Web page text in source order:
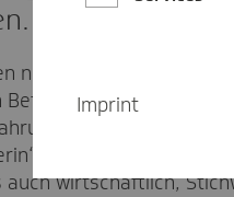
Ihrer
nicht, worauf sie sich
Betroffenen bis zu
nach – Frauen
waren. Diese
auch wirtschaftlich,
Imprint